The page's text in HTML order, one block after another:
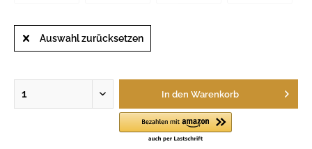
Auswahl zurücksetzen
In den Warenkorb